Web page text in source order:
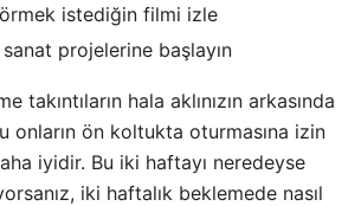
istediğin filmi izle
projelerine başlayın
takıntıların hala aklınızın arkasında
onların ön koltukta oturmasına izin
iyidir. Bu iki haftayı neredeyse
iki haftalık beklemede nasıl